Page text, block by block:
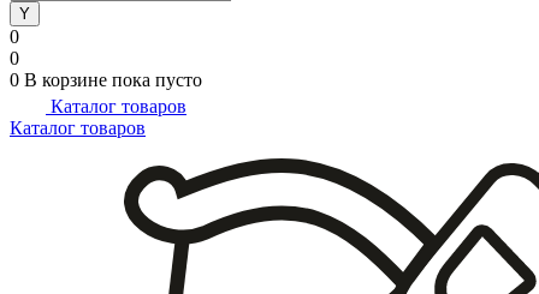
0
0
0 В корзине пока пусто
Каталог товаров
Каталог товаров